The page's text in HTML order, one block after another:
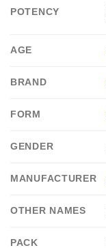
POTENCY
AGE
BRAND
FORM
GENDER
MANUFACTURER
OTHER NAMES
PACK